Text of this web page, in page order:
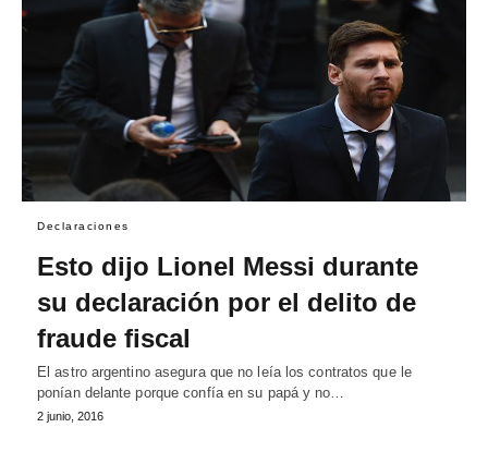
Declaraciones
Esto dijo Lionel Messi durante
su declaración por el delito de
fraude fiscal
El astro argentino asegura que no leía los contratos que le
ponían delante porque confía en su papá y no…
2 junio, 2016